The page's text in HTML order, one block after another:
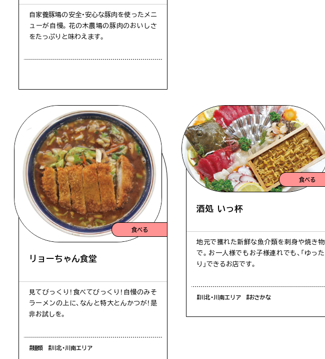
自家養豚場の安全・安心な豚肉を使ったメニ
ューが自慢。花の木農場の豚肉のおいしさ
をたっぷりと味わえます。
食べる
リョーちゃん食堂
見てびっくり！食べてびっくり！自慢のみそ
ラーメンの上に、なんと特大とんかつが！是
非お試しを。
#麺類 #川北・川南エリア
食べる
酒処 いっ杯
地元で獲れた新鮮な魚介類を刺身や焼き物
で。お一人様でもお子様連れでも、「ゆった
り」できるお店です。
#川北・川南エリア #おさかな